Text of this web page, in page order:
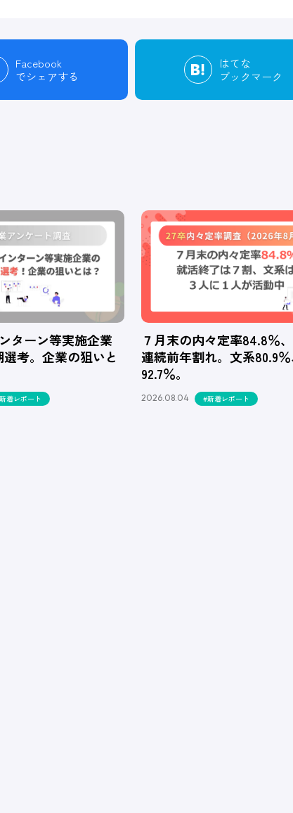
Facebook
でシェアする
はてな
ブックマーク
ターン等実施企業
考。企業の狙いと
着レポート
７月末の内々定率84.8％
連続前年割れ。文系80.9
92.7％。
2026.08.04 #新着レポート